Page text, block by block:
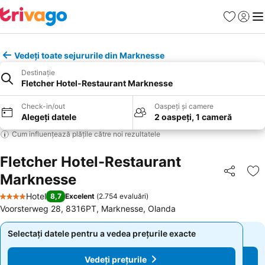
Favorite
Vedeți toate sejururile din Marknesse
Destinație
Fletcher Hotel-Restaurant Marknesse
Check-in/out
Alegeți datele
Oaspeți și camere
2 oaspeți, 1 cameră
Cum influențează plățile către noi rezultatele
Fletcher Hotel-Restaurant
Marknesse
Distribuiți
4 Stele
Hotel 8,7 Excelent (2.754 evaluări)
Voorsterweg 28, 8316PT, Marknesse, Olanda
Selectați datele pentru a vedea prețurile exacte
Vedeți prețurile
Selectați datele pentru a vedea prețurile exacte
Vedeți prețurile